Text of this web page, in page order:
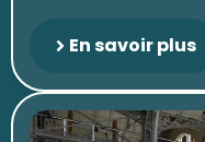
En savoir plus